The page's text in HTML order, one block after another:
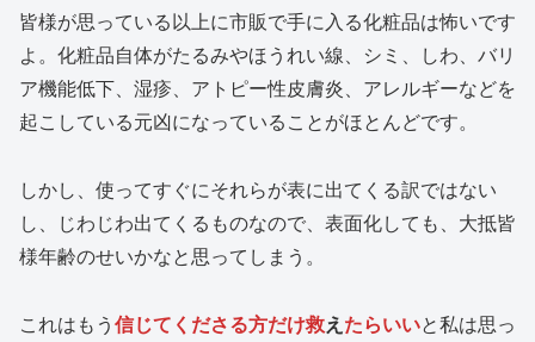
皆様が思っている以上に市販で手に入る化粧品は怖いです
よ。化粧品自体がたるみやほうれい線、シミ、しわ、バリ
ア機能低下、湿疹、アトピー性皮膚炎、アレルギーなどを
起こしている元凶になっていることがほとんどです。
しかし、使ってすぐにそれらが表に出てくる訳ではない
し、じわじわ出てくるものなので、表面化しても、大抵皆
様年齢のせいかなと思ってしまう。
これはもう信じてくださる方だけ救え たらいいと私は思っ